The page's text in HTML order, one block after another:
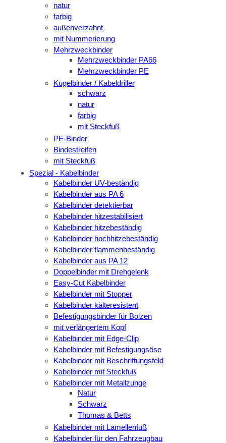
natur
farbig
außenverzahnt
mit Nummerierung
Mehrzweckbinder
Mehrzweckbinder PA66
Mehrzweckbinder PE
Kugelbinder / Kabeldriller
schwarz
natur
farbig
mit Steckfuß
PE-Binder
Bindestreifen
mit Steckfuß
Spezial - Kabelbinder
Kabelbinder UV-beständig
Kabelbinder aus PA 6
Kabelbinder detektierbar
Kabelbinder hitzestabilisiert
Kabelbinder hitzebeständig
Kabelbinder hochhitzebeständig
Kabelbinder flammenbeständig
Kabelbinder aus PA 12
Doppelbinder mit Drehgelenk
Easy-Cut Kabelbinder
Kabelbinder mit Stopper
Kabelbinder kälteresistent
Befestigungsbinder für Bolzen
mit verlängertem Kopf
Kabelbinder mit Edge-Clip
Kabelbinder mit Befestigungsöse
Kabelbinder mit Beschriftungsfeld
Kabelbinder mit Steckfuß
Kabelbinder mit Metallzunge
Natur
Schwarz
Thomas & Betts
Kabelbinder mit Lamellenfuß
Kabelbinder für den Fahrzeugbau